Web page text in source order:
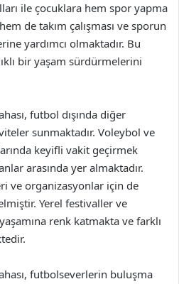
ile çocuklara hem spor yapma
de takım çalışması ve sporun
yardımcı olmaktadır. Bu
bir yaşam sürdürmelerini
futbol dışında diğer
sunmaktadır. Voleybol ve
keyifli vakit geçirmek
arasında yer almaktadır.
ve organizasyonlar için de
Yerel festivaller ve
renk katmakta ve farklı
futbolseverlerin buluşma